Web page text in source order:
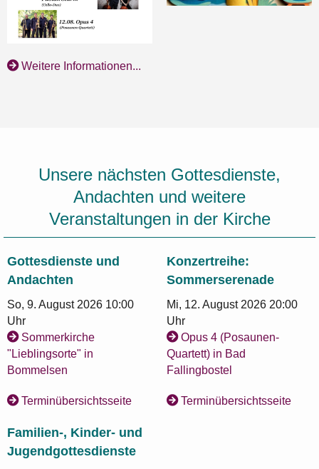
Weitere Informationen...
Unsere nächsten Gottesdienste,
Andachten und weitere
Veranstaltungen in der Kirche
Gottesdienste und
Andachten
So, 9. August 2026 10:00
Uhr
Sommerkirche
"Lieblingsorte" in
Bommelsen
Terminübersichtsseite
Konzertreihe:
Sommerserenade
Mi, 12. August 2026 20:00
Uhr
Opus 4 (Posaunen-
Quartett) in Bad
Fallingbostel
Terminübersichtsseite
Familien-, Kinder- und
Jugendgottesdienste